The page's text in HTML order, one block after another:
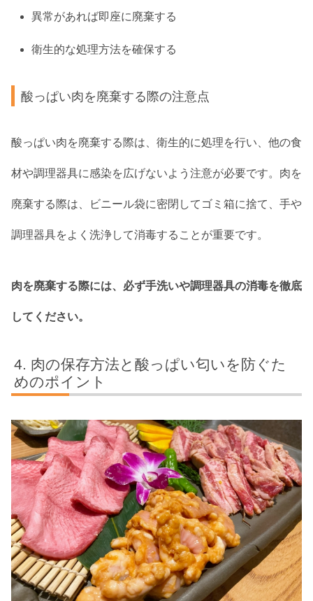
異常があれば即座に廃棄する
衛生的な処理方法を確保する
酸っぱい肉を廃棄する際の注意点
酸っぱい肉を廃棄する際は、衛生的に処理を行い、他の食
材や調理器具に感染を広げないよう注意が必要です。肉を
廃棄する際は、ビニール袋に密閉してゴミ箱に捨て、手や
調理器具をよく洗浄して消毒することが重要です。
肉を廃棄する際には、必ず手洗いや調理器具の消毒を徹底
してください。
肉の保存方法と酸っぱい匂いを防ぐた
めのポイント